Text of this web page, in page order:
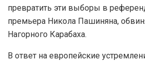
превратить эти выборы в
премьера Никола Пашиняна,
Нагорного Карабаха.
В ответ на европейские